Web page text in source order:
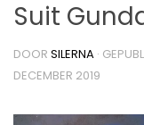
Suit
DOOR SILERNA ·
DECEMBER 2019